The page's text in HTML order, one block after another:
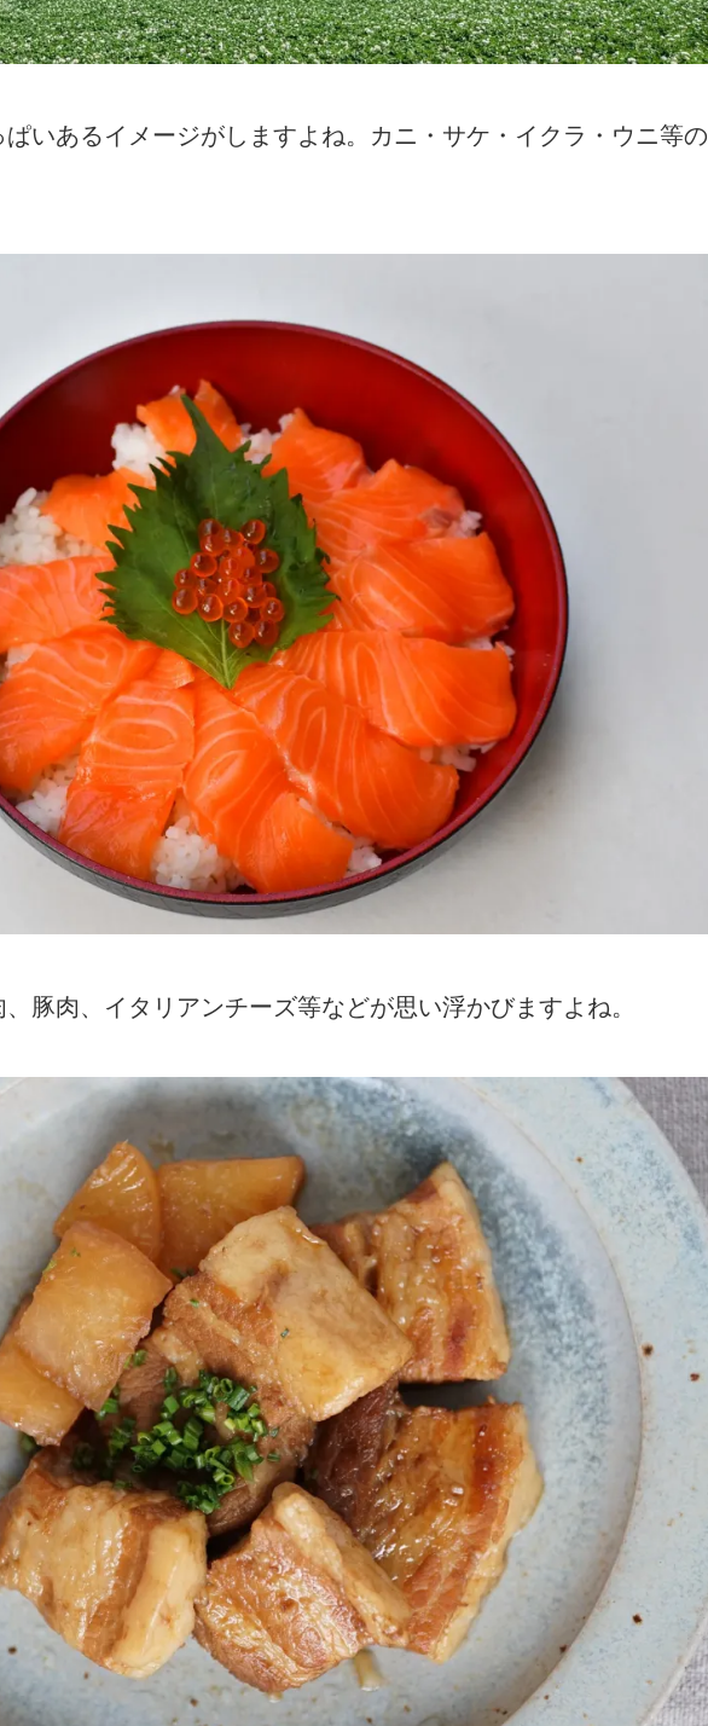
いあるイメージがしますよね。カニ・サケ・イクラ・ウニ等の
豚肉、イタリアンチーズ等などが思い浮かびますよね。